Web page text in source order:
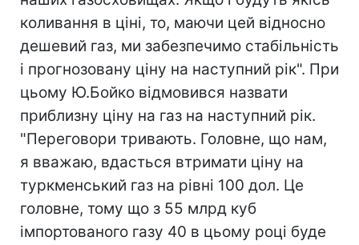
коливання в ціні, то, маючи цей відносно
дешевий газ, ми забезпечимо стабільність
і прогнозовану ціну на наступний рік". При
цьому Ю.Бойко відмовився назвати
приблизну ціну на газ на наступний рік.
"Переговори тривають. Головне, що нам,
я вважаю, вдасться втримати ціну на
туркменський газ на рівні 100 дол. Це
головне, тому що з 55 млрд куб
імпортованого газу 40 в цьому році буде